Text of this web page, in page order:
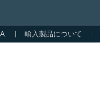
輸入製品について